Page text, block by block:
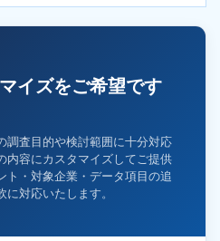
イズをご希望です
調査目的や検討範囲に十分対応
内容にカスタマイズしてご提供
ト・対象企業・データ項目の追
対応いたします。